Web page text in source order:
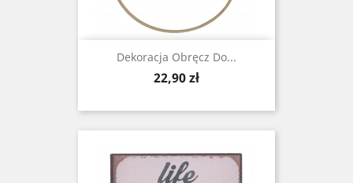
Dekoracja Obręcz Do...
Cena
22,90 zł